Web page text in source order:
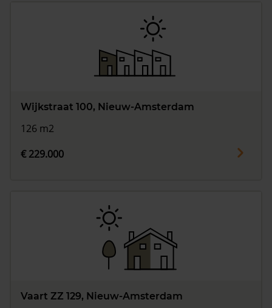
Wijkstraat 100, Nieuw-Amsterdam
126 m2
€ 229.000
Vaart ZZ 129, Nieuw-Amsterdam